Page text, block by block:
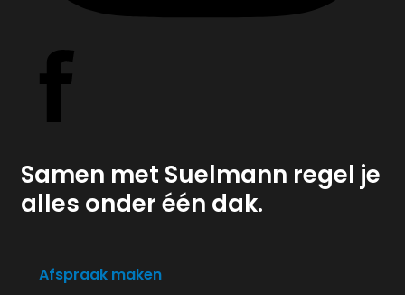
Samen met Suelmann regel je
alles onder één dak.
Afspraak maken